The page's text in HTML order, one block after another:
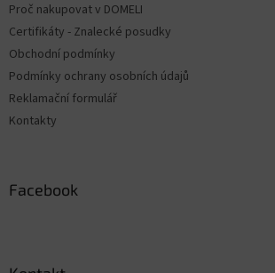
Proč nakupovat v DOMELI
Certifikáty - Znalecké posudky
Obchodní podmínky
Podmínky ochrany osobních údajů
Reklamační formulář
Kontakty
Facebook